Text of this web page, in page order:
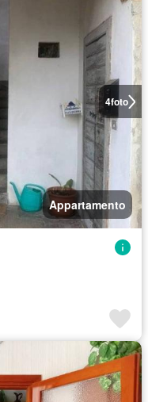
4foto
Appartamento